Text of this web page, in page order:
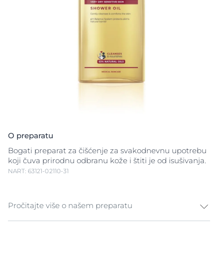
O preparatu
Bogati preparat za čišćenje za svakodnevnu upotrebu
koji čuva prirodnu odbranu kože i štiti je od isušivanja.
NART: 63121-02110-31
Pročitajte više o našem preparatu